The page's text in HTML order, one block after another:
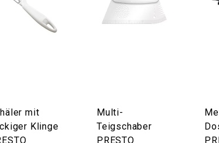
mit
Klinge
Multi-
Teigschaber
PRESTO